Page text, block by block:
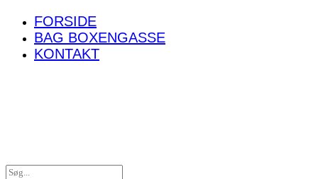
FORSIDE
BAG BOXENGASSE
KONTAKT